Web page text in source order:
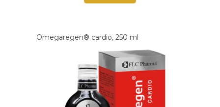
Omegaregen® cardio, 250 ml